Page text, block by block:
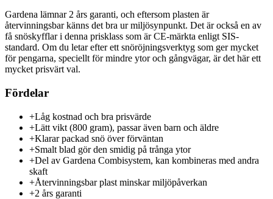
Gardena lämnar 2 års garanti, och eftersom plasten är
återvinningsbar känns det bra ur miljösynpunkt. Det är också en av
få snöskyfflar i denna prisklass som är CE-märkta enligt SIS-
standard. Om du letar efter ett snöröjningsverktyg som ger mycket
för pengarna, speciellt för mindre ytor och gångvägar, är det här ett
mycket prisvärt val.
Fördelar
+Låg kostnad och bra prisvärde
+Lätt vikt (800 gram), passar även barn och äldre
+Klarar packad snö över förväntan
+Smalt blad gör den smidig på trånga ytor
+Del av Gardena Combisystem, kan kombineras med andra
skaft
+Återvinningsbar plast minskar miljöpåverkan
+2 års garanti